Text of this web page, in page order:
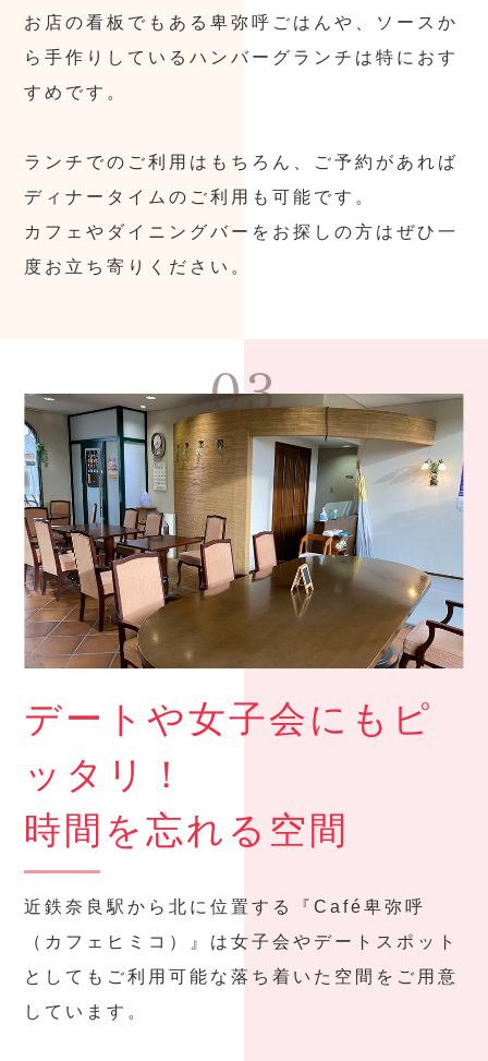
お店の看板でもある卑弥呼ごはんや、ソースか
ら手作りしているハンバーグランチは特におす
すめです。
ランチでのご利用はもちろん、ご予約があれば
ディナータイムのご利用も可能です。
カフェやダイニングバーをお探しの方はぜひ一
度お立ち寄りください。
03
デートや女子会にもピ
ッタリ！
時間を忘れる空間
近鉄奈良駅から北に位置する『Café卑弥呼
（カフェヒミコ）』は女子会やデートスポット
としてもご利用可能な落ち着いた空間をご用意
しています。